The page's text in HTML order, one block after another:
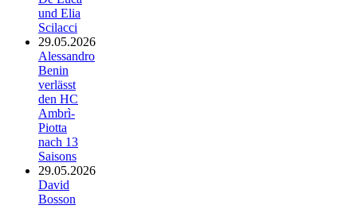
und Elia
Scilacci
29.05.2026
Alessandro
Benin
verlässt
den HC
Ambrì-
Piotta
nach 13
Saisons
29.05.2026
David
Bosson